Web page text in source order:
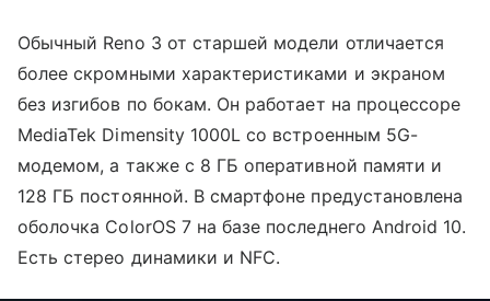
Обычный Reno 3 от старшей модели отличается
более скромными характеристиками и экраном
без изгибов по бокам. Он работает на процессоре
MediaTek Dimensity 1000L со встроенным 5G-
модемом, а также с 8 ГБ оперативной памяти и
128 ГБ постоянной. В смартфоне предустановлена
оболочка ColorOS 7 на базе последнего Android 10.
Есть стерео динамики и NFC.